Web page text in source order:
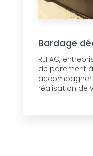
Bardage
REFAC,
de parement
réalisation de